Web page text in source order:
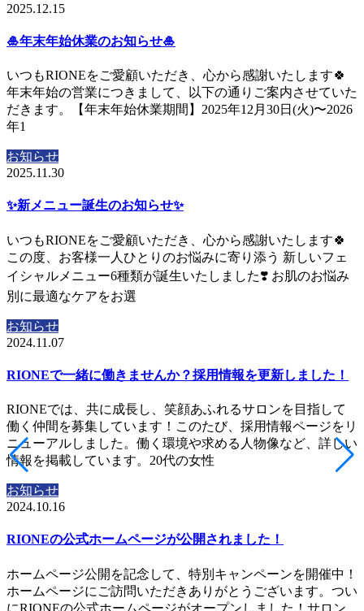
2025.12.15
🎍年末年始休業のお知らせ🎍
いつもRIONEをご愛顧いただき、心から感謝いたします🍀
年末年始の営業につきまして、以下の通りご案内させていた
だきます。【年末年始休業期間】2025年12月30日(火)〜2026
年1
お知らせ
2025.11.30
✨新メニュー誕生のお知らせ✨
いつもRIONEをご愛顧いただき、心から感謝いたします🍀
この度、お客様一人ひとりのお悩みに寄り添う 新しいフェ
イシャルメニュー6種類が誕生いたしました❣️ お肌のお悩み
別に最適なケアをお選
お知らせ
2024.11.07
RIONEで一緒に働きませんか？採用情報を更新しました！
RIONEでは、共に成長し、笑顔あふれるサロンを目指して
働く仲間を募集しています！このたび、採用情報ページをリ
ニューアルしました。働く環境や求める人物像など、詳しい
情報を掲載しています。20代の女性
お知らせ
2024.10.16
RIONEの公式ホームページが公開されました！
ホームページ公開を記念して、特別キャンペーンを開催中！
ホームページにご訪問いただきありがとうございます。つい
にRIONEの公式ホームページがオープンしました！サロン